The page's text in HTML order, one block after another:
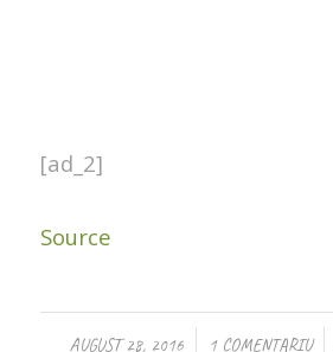
[ad_2]
Source
AUGUST 28, 2016
/ 1 COMENTARIU
/